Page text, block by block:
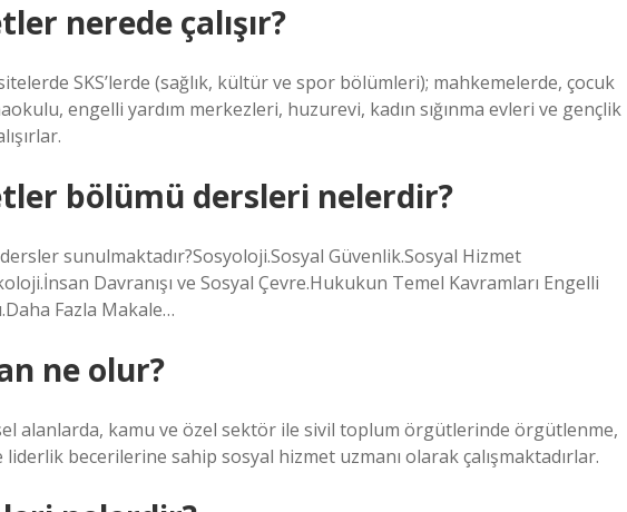
nerede çalışır?
SKS’lerde (sağlık, kültür ve spor bölümleri); mahkemelerde, çocuk
engelli yardım merkezleri, huzurevi, kadın sığınma evleri ve gençlik
bölümü dersleri nelerdir?
sunulmaktadır?Sosyoloji.Sosyal Güvenlik.Sosyal Hizmet
Davranışı ve Sosyal Çevre.Hukukun Temel Kavramları Engelli
Fazla Makale…
ne olur?
alanlarda, kamu ve özel sektör ile sivil toplum örgütlerinde örgütlenme,
becerilerine sahip sosyal hizmet uzmanı olarak çalışmaktadırlar.